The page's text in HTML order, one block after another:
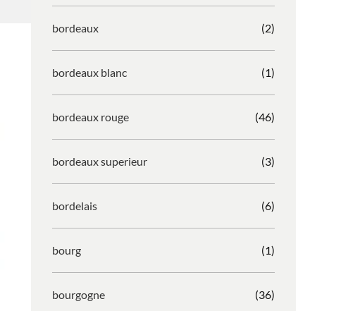
bordeaux (2)
bordeaux blanc (1)
bordeaux rouge (46)
bordeaux superieur (3)
bordelais (6)
bourg (1)
bourgogne (36)